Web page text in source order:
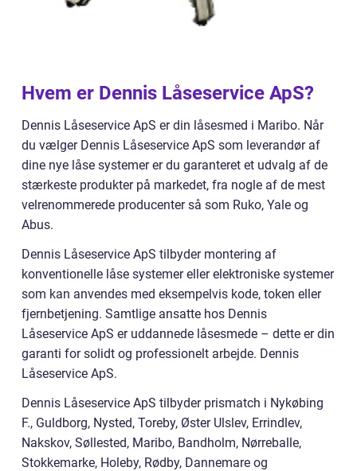
Hvem er Dennis Låseservice ApS?
Dennis Låseservice ApS er din låsesmed i Maribo. Når
du vælger Dennis Låseservice ApS som leverandør af
dine nye låse systemer er du garanteret et udvalg af de
stærkeste produkter på markedet, fra nogle af de mest
velrenommerede producenter så som Ruko, Yale og
Abus.
Dennis Låseservice ApS tilbyder montering af
konventionelle låse systemer eller elektroniske systemer
som kan anvendes med eksempelvis kode, token eller
fjernbetjening. Samtlige ansatte hos Dennis
Låseservice ApS er uddannede låsesmede – dette er din
garanti for solidt og professionelt arbejde. Dennis
Låseservice ApS.
Dennis Låseservice ApS tilbyder prismatch i Nykøbing
F., Guldborg, Nysted, Toreby, Øster Ulslev, Errindlev,
Nakskov, Søllested, Maribo, Bandholm, Nørreballe,
Stokkemarke, Holeby, Rødby, Dannemare og